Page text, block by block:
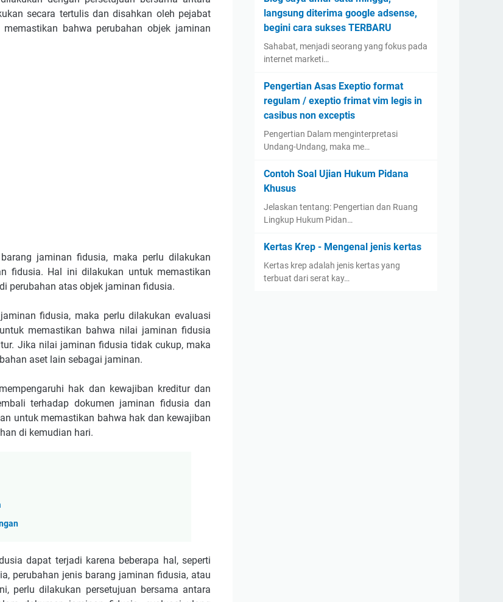
secara tertulis dan disahkan oleh pejabat
bahwa perubahan objek jaminan
jaminan fidusia, maka perlu dilakukan
fidusia. Hal ini dilakukan untuk memastikan
perubahan atas objek jaminan fidusia.
fidusia, maka perlu dilakukan evaluasi
memastikan bahwa nilai jaminan fidusia
Jika nilai jaminan fidusia tidak cukup, maka
aset lain sebagai jaminan.
hak dan kewajiban kreditur dan
terhadap dokumen jaminan fidusia dan
untuk memastikan bahwa hak dan kewajiban
di kemudian hari.
dapat terjadi karena beberapa hal, seperti
perubahan jenis barang jaminan fidusia, atau
perlu dilakukan persetujuan bersama antara
langsung diterima google adsense,
begini cara sukses TERBARU
Sahabat, menjadi seorang yang fokus pada
internet marketi…
Pengertian Asas Exeptio format
regulam / exeptio frimat vim legis in
casibus non exceptis
Pengertian Dalam menginterpretasi
Undang-Undang, maka me…
Contoh Soal Ujian Hukum Pidana
Khusus
Jelaskan tentang: Pengertian dan Ruang
Lingkup Hukum Pidan…
Kertas Krep - Mengenal jenis kertas
Kertas krep adalah jenis kertas yang
terbuat dari serat kay…